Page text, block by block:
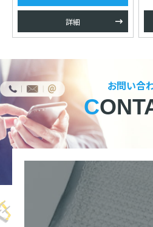
詳細
お問い合